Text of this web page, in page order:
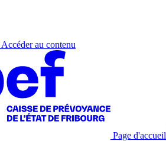
Accéder au contenu
Page d'accueil